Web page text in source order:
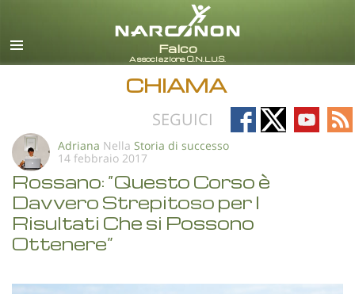
italiano
CHIAMA
SEGUICI
Follow
on
Follow
on
Follow
on
on
Adriana Nella Storia di successo
14 febbraio 2017
Rossano: “Questo Corso è
Davvero Strepitoso per I
Risultati Che si Possono
Ottenere”